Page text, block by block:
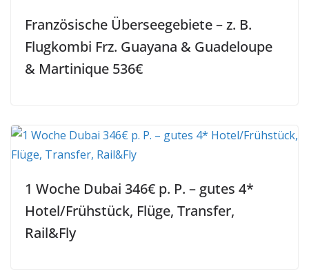
Französische Überseegebiete – z. B.
Flugkombi Frz. Guayana & Guadeloupe
& Martinique 536€
1 Woche Dubai 346€ p. P. – gutes 4*
Hotel/Frühstück, Flüge, Transfer,
Rail&Fly